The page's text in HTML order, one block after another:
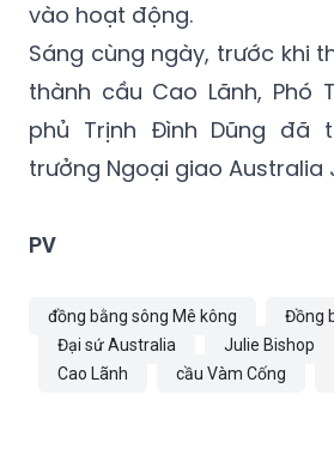
người dân chịu ảnh hưởng
lao động phà Cao Lãnh khi
vào hoạt động.
Sáng cùng ngày, trước khi
thành cầu Cao Lãnh, Phó
trưởng Ngoại giao Australia
PV